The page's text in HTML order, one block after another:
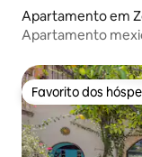
Apartamento em
Apartamento
Favorito dos
Favorito dos